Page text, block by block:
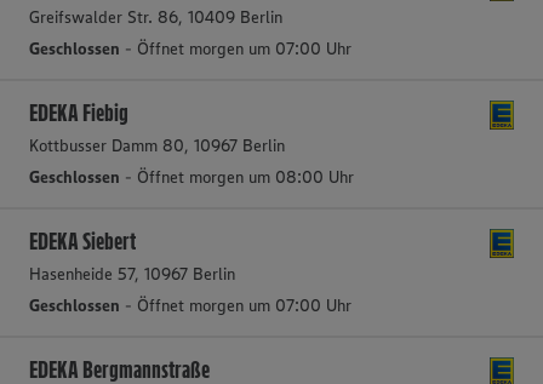
Greifswalder Str. 86, 10409 Berlin
Geschlossen - Öffnet morgen um 07:00 Uhr
EDEKA Fiebig
Kottbusser Damm 80, 10967 Berlin
Geschlossen - Öffnet morgen um 08:00 Uhr
EDEKA Siebert
Hasenheide 57, 10967 Berlin
Geschlossen - Öffnet morgen um 07:00 Uhr
EDEKA Bergmannstraße